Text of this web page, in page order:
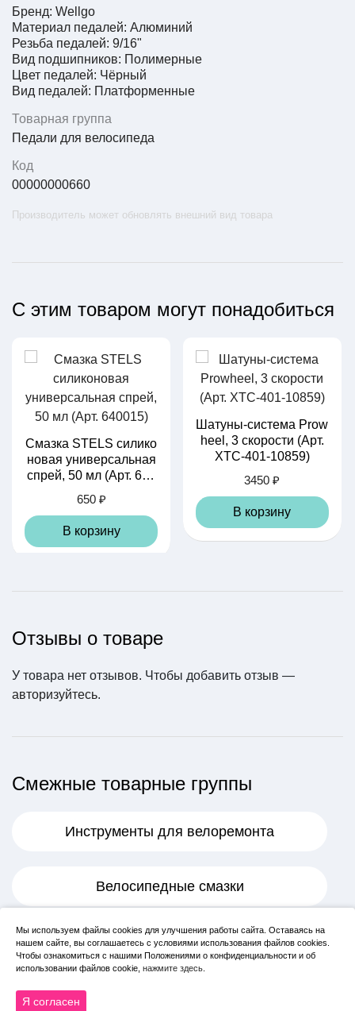
Бренд: Wellgo
Материал педалей: Алюминий
Резьба педалей: 9/16"
Вид подшипников: Полимерные
Цвет педалей: Чёрный
Вид педалей: Платформенные
Товарная группа
Педали для велосипеда
Код
00000000660
Производитель может обновлять внешний вид товара
С этим товаром могут понадобиться
Смазка STELS силико
новая универсальная
спрей, 50 мл (Арт. 640
650 ₽
В корзину
Шатуны-система Prow
heel, 3 скорости (Арт.
XTC-401-10859)
3450 ₽
В корзину
Отзывы о товаре
У товара нет отзывов. Чтобы добавить отзыв —
авторизуйтесь.
Смежные товарные группы
Инструменты для велоремонта
Велосипедные смазки
Системы, шатуны
Мы используем файлы cookies для улучшения работы сайта. Оставаясь на
нашем сайте, вы соглашаетесь с условиями использования файлов cookies.
Чтобы ознакомиться с нашими Положениями о конфиденциальности и об
использовании файлов cookie, нажмите здесь
Я согласен